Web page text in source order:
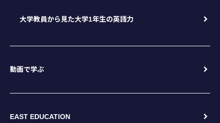
大学教員から見た大学1年生の英語力
動画で学ぶ
EAST EDUCATION